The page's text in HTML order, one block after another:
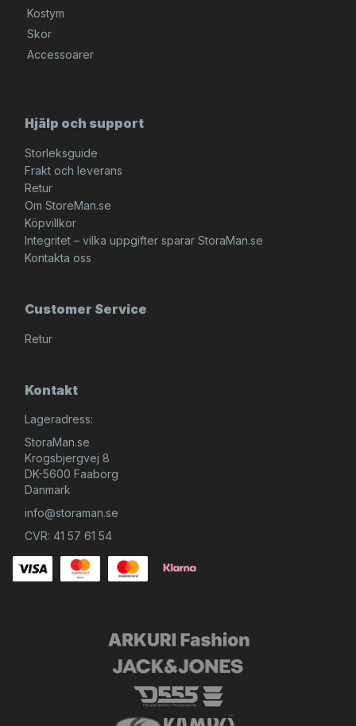
Kostym
Skor
Accessoarer
Hjälp och support
Storleksguide
Frakt och leverans
Retur
Om StoreMan.se
Köpvillkor
Integritet – vilka uppgifter sparar StoraMan.se
Kontakta oss
Customer Service
Retur
Kontakt
Lageradress:
StoraMan.se
Krogsbjergvej 8
DK-5600 Faaborg
Danmark
info@storaman.se
CVR: 41 57 61 54